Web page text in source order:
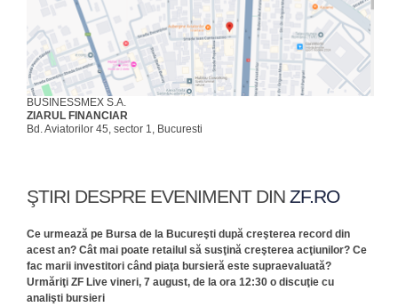
BUSINESSMEX S.A.
ZIARUL FINANCIAR
Bd. Aviatorilor 45, sector 1, Bucuresti
ŞTIRI DESPRE EVENIMENT DIN ZF.RO
Ce urmează pe Bursa de la Bucureşti după creşterea record din
acest an? Cât mai poate retailul să susţină creşterea acţiunilor? Ce
fac marii investitori când piaţa bursieră este supraevaluată?
Urmăriţi ZF Live vineri, 7 august, de la ora 12:30 o discuţie cu
analişti bursieri